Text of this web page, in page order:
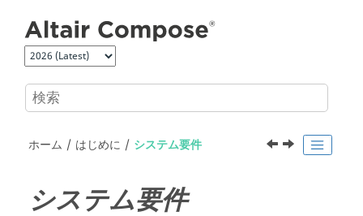
ホーム はじめに システム要件
システム要件